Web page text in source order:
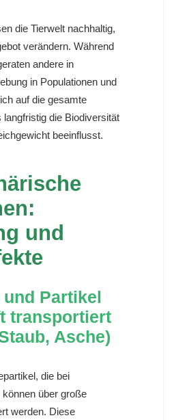
die Tierwelt nachhaltig,
verändern. Während
andere in
in Populationen und
auf die gesamte
die Biodiversität
beeinflusst.
und
Partikel
transportiert
Asche)
die bei
über große
werden. Diese